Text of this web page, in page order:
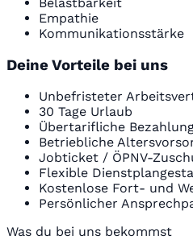
Empathie
Kommunikationsstärke
Deine Vorteile bei uns
Unbefristeter
30 Tage Urlaub
Übertarifliche
Betriebliche
Jobticket / ÖPNV-
Flexible
Kostenlose Fort- und
Persönlicher
Was du bei uns bekommst